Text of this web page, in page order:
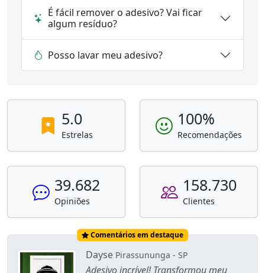
É fácil remover o adesivo? Vai ficar
algum resíduo?
Posso lavar meu adesivo?
5.0
Estrelas
100%
Recomendações
39.682
Opiniões
158.730
Clientes
Comentários em destaque
Dayse Pirassununga - SP
Adesivo incrível! Transformou meu